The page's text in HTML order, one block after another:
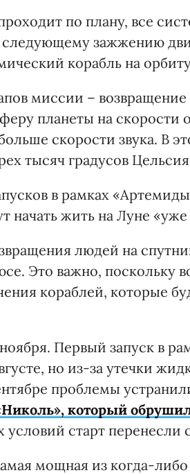
по плану, все
следующему зажжению
корабль на
миссии –
планеты на скорости
скорости звука. В
тысяч градусов
в рамках
начать жить на Луне
людей на
Это важно, поскольку
кораблей, которые
Первый запуск в
но из-за утечки
проблемы
который
старт перенесли
мощная из когда-